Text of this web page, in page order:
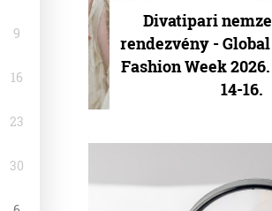
9
16
23
30
Divatipari
rendezvény -
Fashion Week
14-16.